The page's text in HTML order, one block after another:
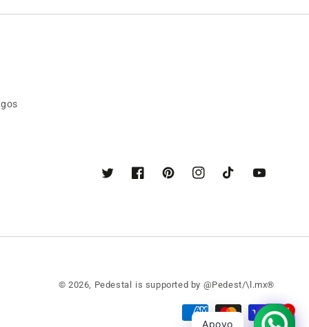
TwitterFacebookPinterestInstagramTikTok YouTube
© 2026, Pedestal is supported by @Pedest/\l.mx®
Formas
Apoyo
1